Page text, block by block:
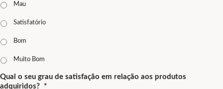
Mau
Satisfatório
Bom
Muito Bom
Qual o seu grau de satisfação em relação aos produtos
adquiridos? *